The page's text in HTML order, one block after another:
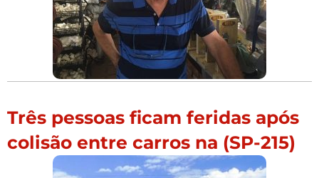
Três pessoas ficam feridas após
colisão entre carros na (SP-215)